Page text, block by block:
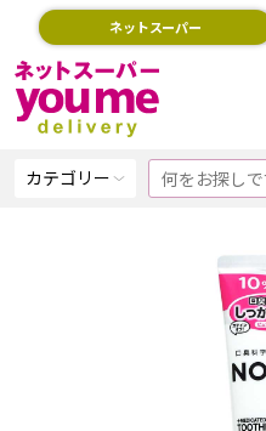
ネットスーパー
カテゴリー